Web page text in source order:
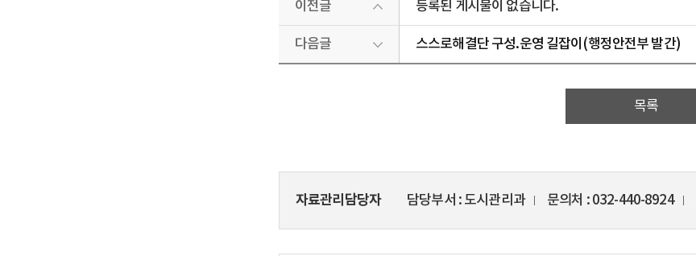
이전글 등록된 게시물이 없습니다.
다음글 스스로해결단 구성.운영 길잡이(행정안전부 발간)
목록
자료관리담당자 담당부서 도시관리과 문의처 032-440-8924